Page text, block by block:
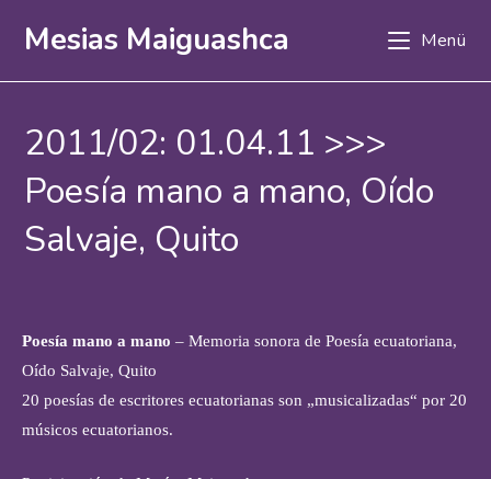
InhaltMesias Maiguashca Menü
2011/02: 01.04.11 >>>
Poesía mano a mano, Oído
Salvaje, Quito
Poesía mano a mano – Memoria sonora de Poesía ecuatoriana,
Oído Salvaje, Quito
20 poesías de escritores ecuatorianas son „musicalizadas“ por 20
músicos ecuatorianos.